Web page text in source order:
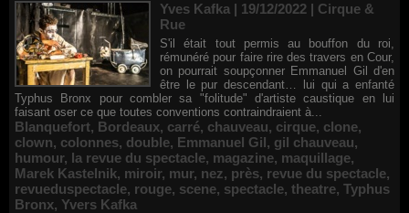
Yves Kafka | 19/12/2022 | Cirque &
Rue
S'il était tout permis au bouffon du roi,
rémunéré pour faire rire des travers en Cour,
on pourrait soupçonner Emmanuel Gil d'en
être le pur descendant… lui qui a enfanté
Typhus Bronx pour combler sa "folitude" d'artiste caustique en lui
faisant oser ce que toutes conventions contraindraient à...
Blanquefort, Bordeaux, carré, chauveau, cirque, clone,
clown, colonnes, double, Emmanuel Gil, gil chauveau,
humour, la revue du spectacle, magazine, maquillage,
Marek Kastelnik, miroir, mur, nez, près, revue du spectacle,
revueduspectacle, rouge, scene, spectacle, theatre, Typhus
Bronx, Yvers Kafka